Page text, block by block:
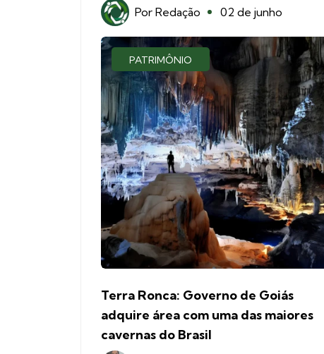
Por Redação 02 de junho
PATRIMÔNIO
Terra Ronca: Governo de Goiás
adquire área com uma das maiores
cavernas do Brasil